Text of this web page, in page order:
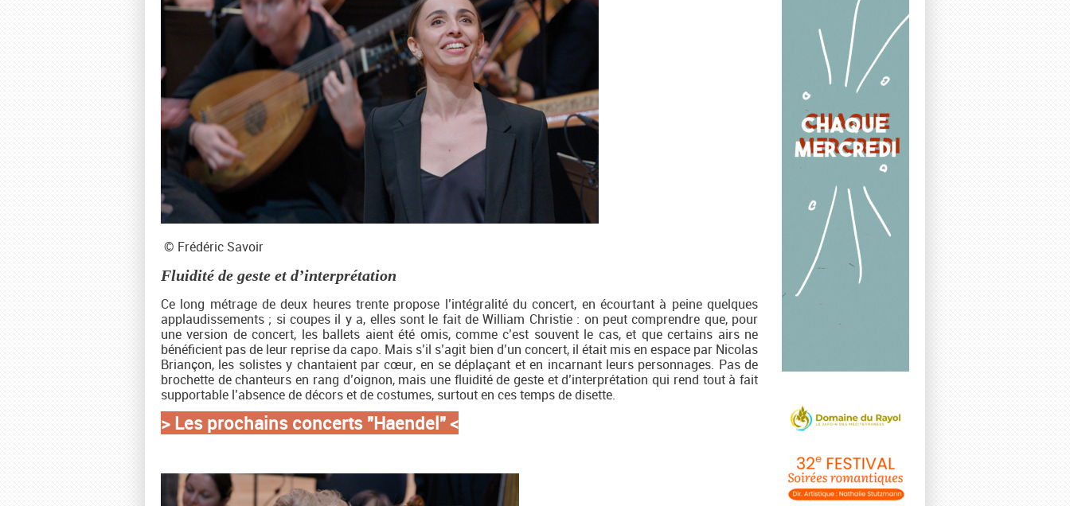
© Frédéric Savoir
Fluidité de geste et d’interprétation
Ce long métrage de deux heures trente propose l’intégralité du concert, en écourtant à peine quelques
applaudissements ; si coupes il y a, elles sont le fait de William Christie : on peut comprendre que, pour
une version de concert, les ballets aient été omis, comme c’est souvent le cas, et que certains airs ne
bénéficient pas de leur reprise da capo. Mais s’il s’agit bien d’un concert, il était mis en espace par Nicolas
Briançon, les solistes y chantaient par cœur, en se déplaçant et en incarnant leurs personnages. Pas de
brochette de chanteurs en rang d’oignon, mais une fluidité de geste et d’interprétation qui rend tout à fait
supportable l’absence de décors et de costumes, surtout en ces temps de disette.
> Les prochains concerts "Haendel"<